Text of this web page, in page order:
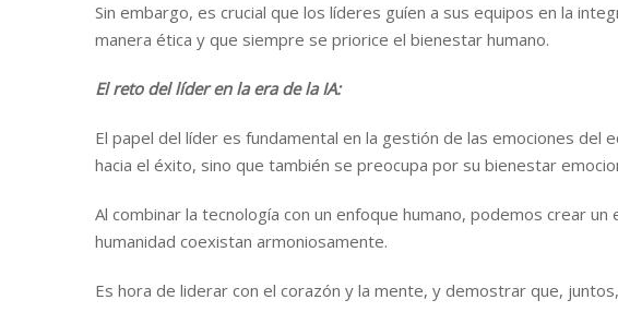
Sin embargo, es crucial que los líderes guíen a sus equipos en la
manera ética y que siempre se priorice el bienestar humano.
El reto del líder en la era de la IA:
El papel del líder es fundamental en la gestión de las emociones del
hacia el éxito, sino que también se preocupa por su bienestar
Al combinar la tecnología con un enfoque humano, podemos crear
humanidad coexistan armoniosamente.
Es hora de liderar con el corazón y la mente, y demostrar que,